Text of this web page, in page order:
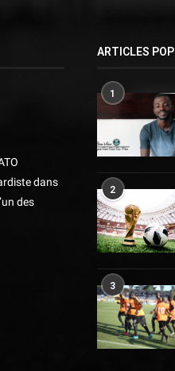
dans
des
ARTICLES
1
2
3